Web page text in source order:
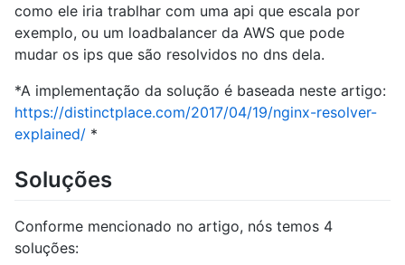
como ele iria trablhar com uma api que escala por
exemplo, ou um loadbalancer da AWS que pode
mudar os ips que são resolvidos no dns dela.
*A implementação da solução é baseada neste artigo:
https://distinctplace.com/2017/04/19/nginx-resolver-
explained/ *
Soluções
Conforme mencionado no artigo, nós temos 4
soluções: